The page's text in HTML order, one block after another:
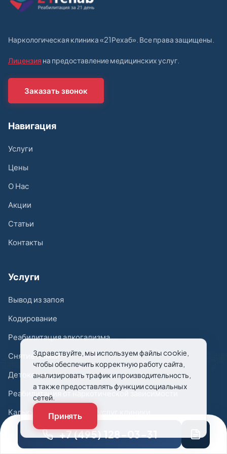
Наркологическая клиника «21Рехаб». Все права защищены.
Лицензия на предоставление медицинских услуг.
Заказать звонок
Навигация
Услуги
Цены
О Нас
Акции
Статьи
Контакты
Услуги
Вывод из запоя
Кодирование
Реабилитация алкогализма
Снятие ломки
Детоксикация
Реабилитация от наркотической зависимости
Калькулятор стоимости услуг клиники
Онлайн тест на зависимость
Нарколог на дом в Нижнем Новгороде
+7 (495) 128-03-31
Здравствуйте, мы используем файлы cookie,
чтобы обеспечить корректную работу сайта,
анализировать трафик и производительность,
а также предоставлять функции социальных
сетей.
Принять